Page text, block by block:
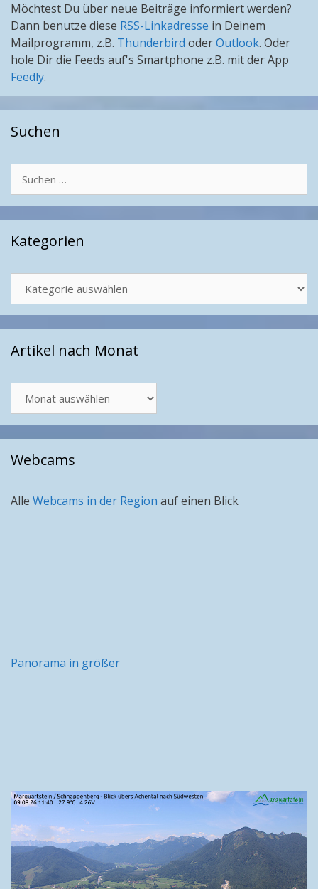
Möchtest Du über neue Beiträge informiert werden?
Dann benutze diese RSS-Linkadresse in Deinem
Mailprogramm, z.B. Thunderbird oderOutlook. Oder
hole Dir die Feeds auf's Smartphone z.B. mit der App
Feedly.
Suchen
nach:
Kategorien
Artikel nach Monat
nach
Monat
Webcams
Alle Webcams in der Region auf einen Blick
Panorama in größer